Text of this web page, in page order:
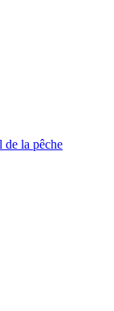
de la pêche